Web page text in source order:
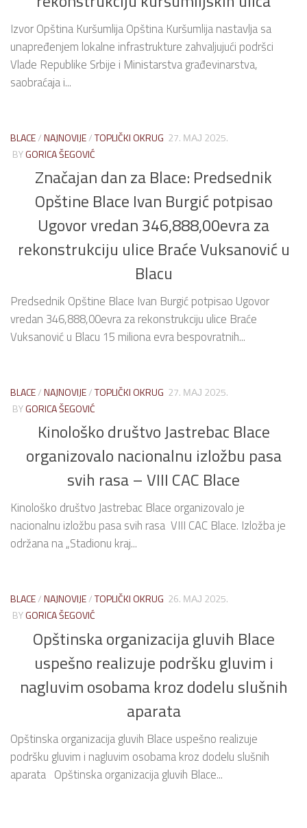
Izvor Opština Kuršumlija Opština Kuršumlija nastavlja sa
unapređenjem lokalne infrastrukture zahvaljujući podršci
Vlade Republike Srbije i Ministarstva građevinarstva,
saobraćaja i...
BLACE/NAJNOVIJE/TOPLIČKI OKRUG 27. МАЈ 2025.
BYGORICA ŠEGOVIĆ
Značajan dan za Blace: Predsednik
Opštine Blace Ivan Burgić potpisao
Ugovor vredan 346,888,00evra za
rekonstrukciju ulice Braće Vuksanović u
Blacu
Predsednik Opštine Blace Ivan Burgić potpisao Ugovor
vredan 346,888,00evra za rekonstrukciju ulice Braće
Vuksanović u Blacu 15 miliona evra bespovratnih...
BLACE/NAJNOVIJE/TOPLIČKI OKRUG 27. МАЈ 2025.
BYGORICA ŠEGOVIĆ
Kinološko društvo Jastrebac Blace
organizovalo nacionalnu izložbu pasa
svih rasa – VIII CAC Blace
Kinološko društvo Jastrebac Blace organizovalo je
nacionalnu izložbu pasa svih rasa VIII CAC Blace. Izložba je
održana na „Stadionu kraj...
BLACE/NAJNOVIJE/TOPLIČKI OKRUG 26. МАЈ 2025.
BYGORICA ŠEGOVIĆ
Opštinska organizacija gluvih Blace
uspešno realizuje podršku gluvim i
nagluvim osobama kroz dodelu slušnih
aparata
Opštinska organizacija gluvih Blace uspešno realizuje
podršku gluvim i nagluvim osobama kroz dodelu slušnih
aparata Opštinska organizacija gluvih Blace...